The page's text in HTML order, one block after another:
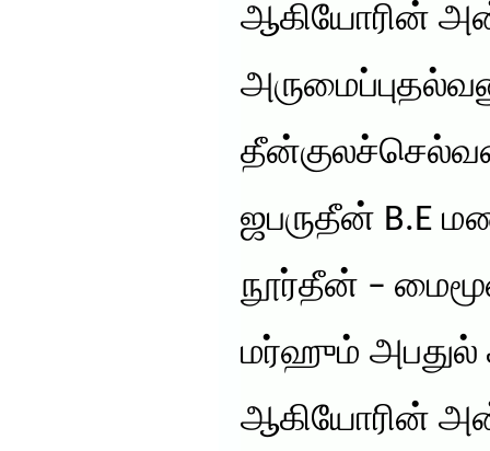
ஆகியோரின்
ஜபருதீன் B.E
நூர்தீன் –
மர்ஹும் அபதுல்
ஆகியோரின்